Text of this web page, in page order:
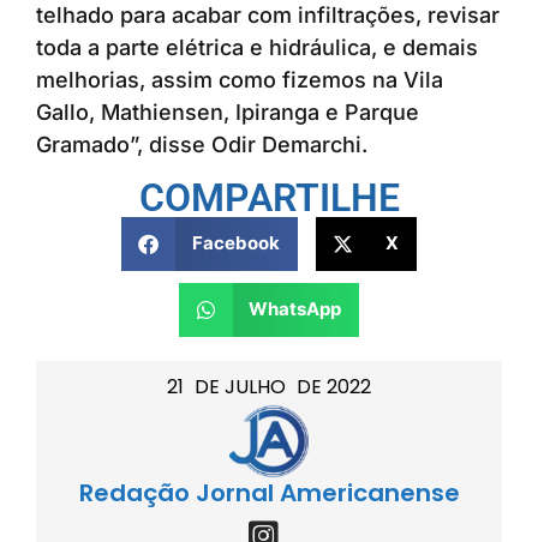
21 DE JULHO DE 2022
Redação Jornal Americanense
telhado para acabar com infiltrações, revisar
toda a parte elétrica e hidráulica, e demais
melhorias, assim como fizemos na Vila
Gallo, Mathiensen, Ipiranga e Parque
Gramado”, disse Odir Demarchi.
COMPARTILHE
Facebook X
WhatsApp